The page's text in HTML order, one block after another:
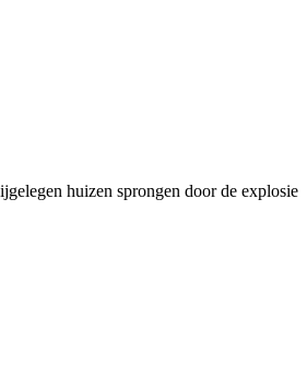
huizen sprongen door de explosie